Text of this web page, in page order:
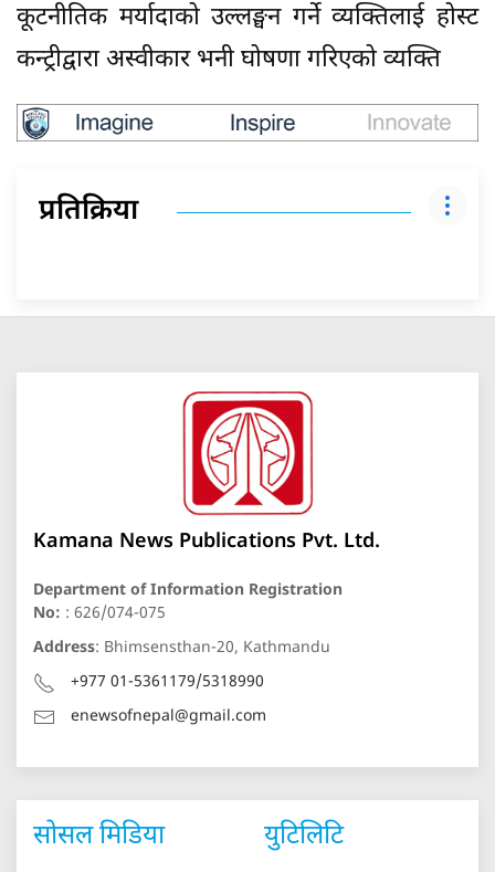
कूटनीतिक मर्यादाको उल्लङ्घन गर्ने व्यक्तिलाई होस्ट
कन्ट्रीद्वारा अस्वीकार भनी घोषणा गरिएको व्यक्ति
प्रतिक्रिया
Kamana News Publications Pvt. Ltd.
Department of Information Registration
No: : 626/074-075
Address: Bhimsensthan-20, Kathmandu
+977 01-5361179/5318990
enewsofnepal@gmail.com
सोसल मिडिया युटिलिटि